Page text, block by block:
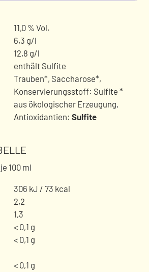
11,0 % Vol.
6,3 g/l
12,8 g/l
enthält Sulfite
Trauben*, Saccharose*,
Konservierungsstoff: Sulfite *
aus ökologischer Erzeugung,
Antioxidantien:Sulfite
100 ml
306 kJ / 73 kcal
2,2
1,3
< 0,1 g
< 0,1 g
< 0,1 g